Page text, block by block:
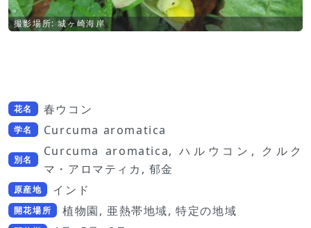
撮影場所: 城ヶ崎海岸
花名 春ウコン
学名 Curcuma aromatica
別名
Curcuma aromatica, ハルウコン, クルク
マ・アロマティカ, 郁金
原産地 インド
開花場所 植物園, 亜熱帯地域, 特定の地域